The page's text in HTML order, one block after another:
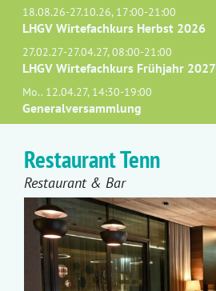
18.08.26-27.10.26, 17:00-21:00
LHGV Wirtefachkurs Herbst 2026
27.02.27-27.04.27, 08:00-21:00
LHGV Wirtefachkurs Frühjahr 2027
Mo.. 12.04.27, 14:30-19:00
Generalversammlung
Restaurant Tenn
Restaurant & Bar